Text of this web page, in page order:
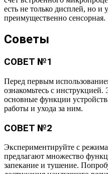
есть не только дисплей, но и
преимущественно сенсорная.
Советы
СОВЕТ №1
Перед первым
ознакомьтесь с
основные функции
работы и ухода за ним.
СОВЕТ №2
Экспериментируйте с
предлагают множество
запекание и тушение.